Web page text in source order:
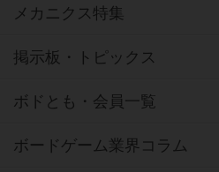
メカニクス特集
掲示板・トピックス
ボドとも・会員一覧
ボードゲーム業界コラム